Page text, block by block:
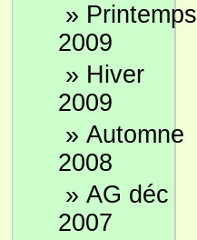
» Printemps
2009
» Hiver
2009
» Automne
2008
» AG déc
2007